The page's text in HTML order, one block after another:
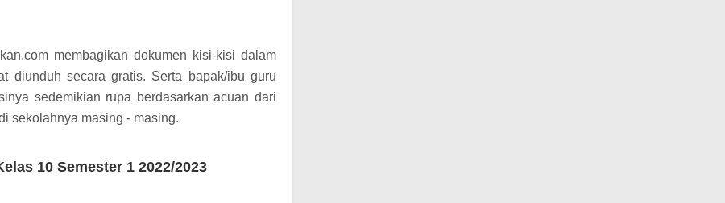
membagikan dokumen kisi-kisi dalam
diunduh secara gratis. Serta bapak/ibu guru
sedemikian rupa berdasarkan acuan dari
sekolahnya masing - masing.
10 Semester 1 2022/2023